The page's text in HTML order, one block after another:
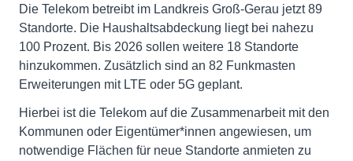
Die Telekom betreibt im Landkreis Groß-Gerau jetzt 89
Standorte. Die Haushaltsabdeckung liegt bei nahezu
100 Prozent. Bis 2026 sollen weitere 18 Standorte
hinzukommen. Zusätzlich sind an 82 Funkmasten
Erweiterungen mit LTE oder 5G geplant.
Hierbei ist die Telekom auf die Zusammenarbeit mit den
Kommunen oder Eigentümer*innen angewiesen, um
notwendige Flächen für neue Standorte anmieten zu